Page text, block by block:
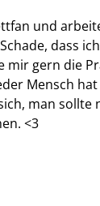
und
dass
mir gern die
Mensch
man sollte
<3